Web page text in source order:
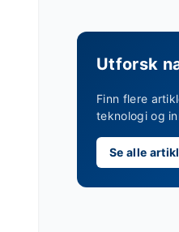
Utforsk
Finn flere
teknologi og
Se alle